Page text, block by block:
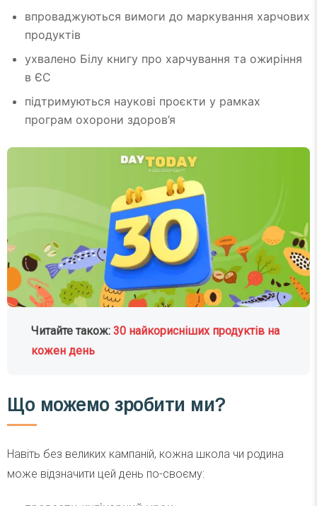
впроваджуються вимоги до маркування харчових
продуктів
ухвалено Білу книгу про харчування та ожиріння
в ЄС
підтримуються наукові проєкти у рамках
програм охорони здоров’я
Читайте також:30 найкорисніших продуктів на
кожен день
Що можемо зробити ми?
Навіть без великих кампаній, кожна школа чи родина
може відзначити цей день по-своєму: